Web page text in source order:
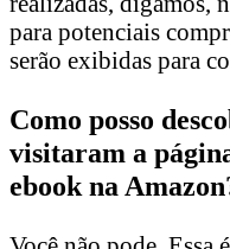
para potenciais
serão exibidas para
Como posso
visitaram a
ebook na